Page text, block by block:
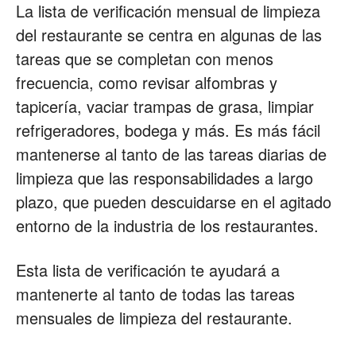
La lista de verificación mensual de limpieza
del restaurante se centra en algunas de las
tareas que se completan con menos
frecuencia, como revisar alfombras y
tapicería, vaciar trampas de grasa, limpiar
refrigeradores, bodega y más. Es más fácil
mantenerse al tanto de las tareas diarias de
limpieza que las responsabilidades a largo
plazo, que pueden descuidarse en el agitado
entorno de la industria de los restaurantes.
Esta lista de verificación te ayudará a
mantenerte al tanto de todas las tareas
mensuales de limpieza del restaurante.